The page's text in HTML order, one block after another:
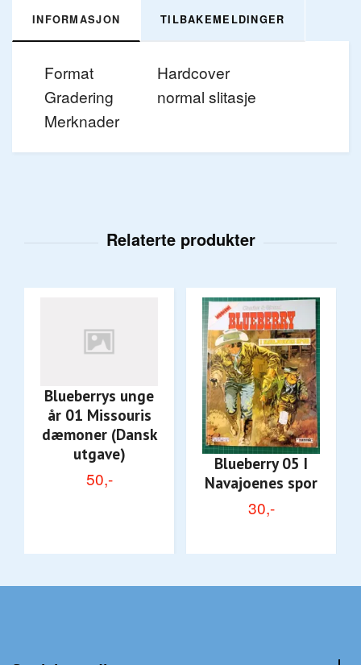
INFORMASJON TILBAKEMELDINGER
Format
Hardcover
Gradering
normal slitasje
Merknader
Blueberrys unge
år 01 Missouris
dæmoner (Dansk
utgave)
50,-
Blueberry 05 I
Navajoenes spor
30,-